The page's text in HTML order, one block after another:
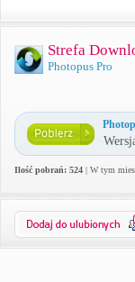
Strefa
Photopus Pro
Ilość pobrań: 524 | W tym